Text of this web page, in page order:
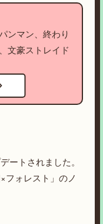
ンマン、終わり
文豪ストレイド
ートされました。
フォレスト」のノ